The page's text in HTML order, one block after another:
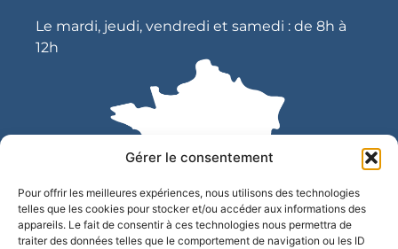
Gérer le consentement
Pour offrir les meilleures expériences, nous utilisons des technologies
telles que les cookies pour stocker et/ou accéder aux informations des
appareils. Le fait de consentir à ces technologies nous permettra de
traiter des données telles que le comportement de navigation ou les ID
Le mardi, jeudi, vendredi et samedi : de 8h à
12h